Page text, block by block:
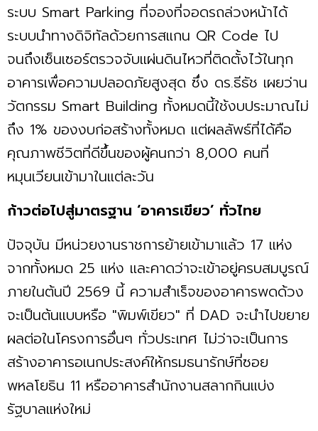
ระบบ Smart Parking ที่จองที่จอดรถล่วงหน้าได้
ระบบนำทางดิจิทัลด้วยการสแกน QR Code ไป
จนถึงเซ็นเซอร์ตรวจจับแผ่นดินไหวที่ติดตั้งไว้ในทุก
อาคารเพื่อความปลอดภัยสูงสุด ซึ่ง ดร.ธีธัช เผยว่าน
วัตกรรม Smart Building ทั้งหมดนี้ใช้งบประมาณไม่
ถึง 1% ของงบก่อสร้างทั้งหมด แต่ผลลัพธ์ที่ได้คือ
คุณภาพชีวิตที่ดีขึ้นของผู้คนกว่า 8,000 คนที่
หมุนเวียนเข้ามาในแต่ละวัน
ก้าวต่อไปสู่มาตรฐาน ‘อาคารเขียว’ ทั่วไทย
ปัจจุบัน มีหน่วยงานราชการย้ายเข้ามาแล้ว 17 แห่ง
จากทั้งหมด 25 แห่ง และคาดว่าจะเข้าอยู่ครบสมบูรณ์
ภายในต้นปี 2569 นี้ ความสำเร็จของอาคารพดด้วง
จะเป็นต้นแบบหรือ "พิมพ์เขียว" ที่ DAD จะนำไปขยาย
ผลต่อในโครงการอื่นๆ ทั่วประเทศ ไม่ว่าจะเป็นการ
สร้างอาคารอเนกประสงค์ให้กรมธนารักษ์ที่ซอย
พหลโยธิน 11 หรืออาคารสำนักงานสลากกินแบ่ง
รัฐบาลแห่งใหม่